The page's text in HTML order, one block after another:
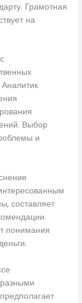
Грамотная
на
Выбор
и
составляет
понимания